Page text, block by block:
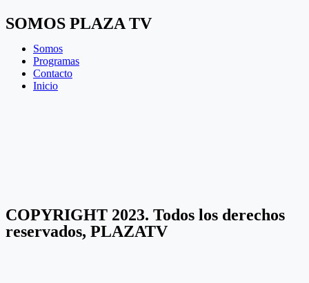
SOMOS PLAZA TV
Somos
Programas
Contacto
Inicio
COPYRIGHT 2023. Todos los derechos
reservados, PLAZATV